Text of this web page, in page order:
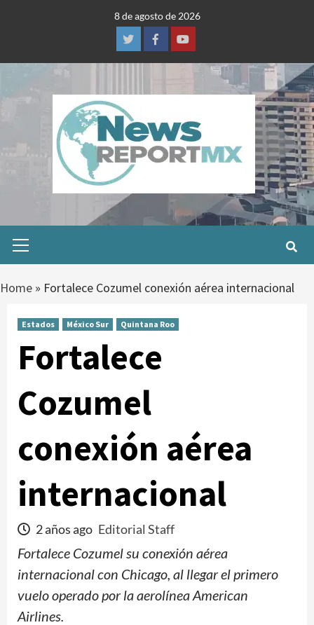
8 de agosto de 2026
TwitterFacebookYoutube
Menu
Home » Fortalece Cozumel conexión aérea internacional
Estados México Sur Quintana Roo
Fortalece
Cozumel
conexión aérea
internacional
2 años ago Editorial Staff
Fortalece Cozumel su conexión aérea
internacional con Chicago, al llegar el primero
vuelo operado por la aerolínea American
Airlines.